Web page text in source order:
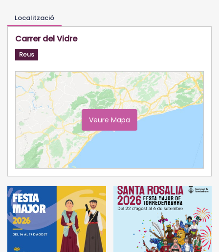
Localització
Carrer del Vidre
Reus
Veure Mapa